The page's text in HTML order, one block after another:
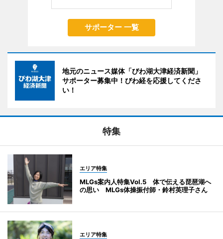
サポーター 一覧
地元のニュース媒体「びわ湖大津経済新聞」
サポーター募集中！びわ経を応援してくださ
い！
特集
エリア特集
MLGs案内人特集Vol.5 体で伝える琵琶湖へ
の思い MLGs体操振付師・鈴村英理子さん
エリア特集